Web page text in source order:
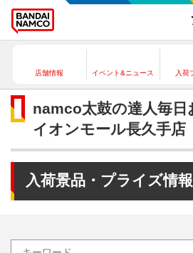
店舗情報 イベント&ニュース 入荷
namco太鼓の達人毎日
イオンモール長久手店
入荷景品・プライズ情報